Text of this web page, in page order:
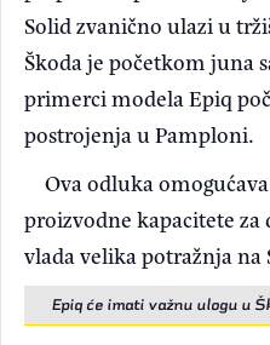
Solid zvanično ulazi u
Škoda je početkom juna
primerci modela Epiq
postrojenja u Pamploni.
Ova odluka
proizvodne kapacitete
vlada velika potražnja
Epiq će imati važnu ulogu u